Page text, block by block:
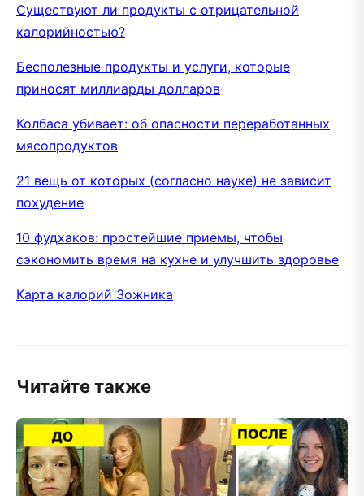
Существуют ли продукты с отрицательной
калорийностью?
Бесполезные продукты и услуги, которые
приносят миллиарды долларов
Колбаса убивает: об опасности переработанных
мясопродуктов
21 вещь от которых (согласно науке) не зависит
похудение
10 фудхаков: простейшие приемы, чтобы
сэкономить время на кухне и улучшить здоровье
Карта калорий Зожника
Читайте также